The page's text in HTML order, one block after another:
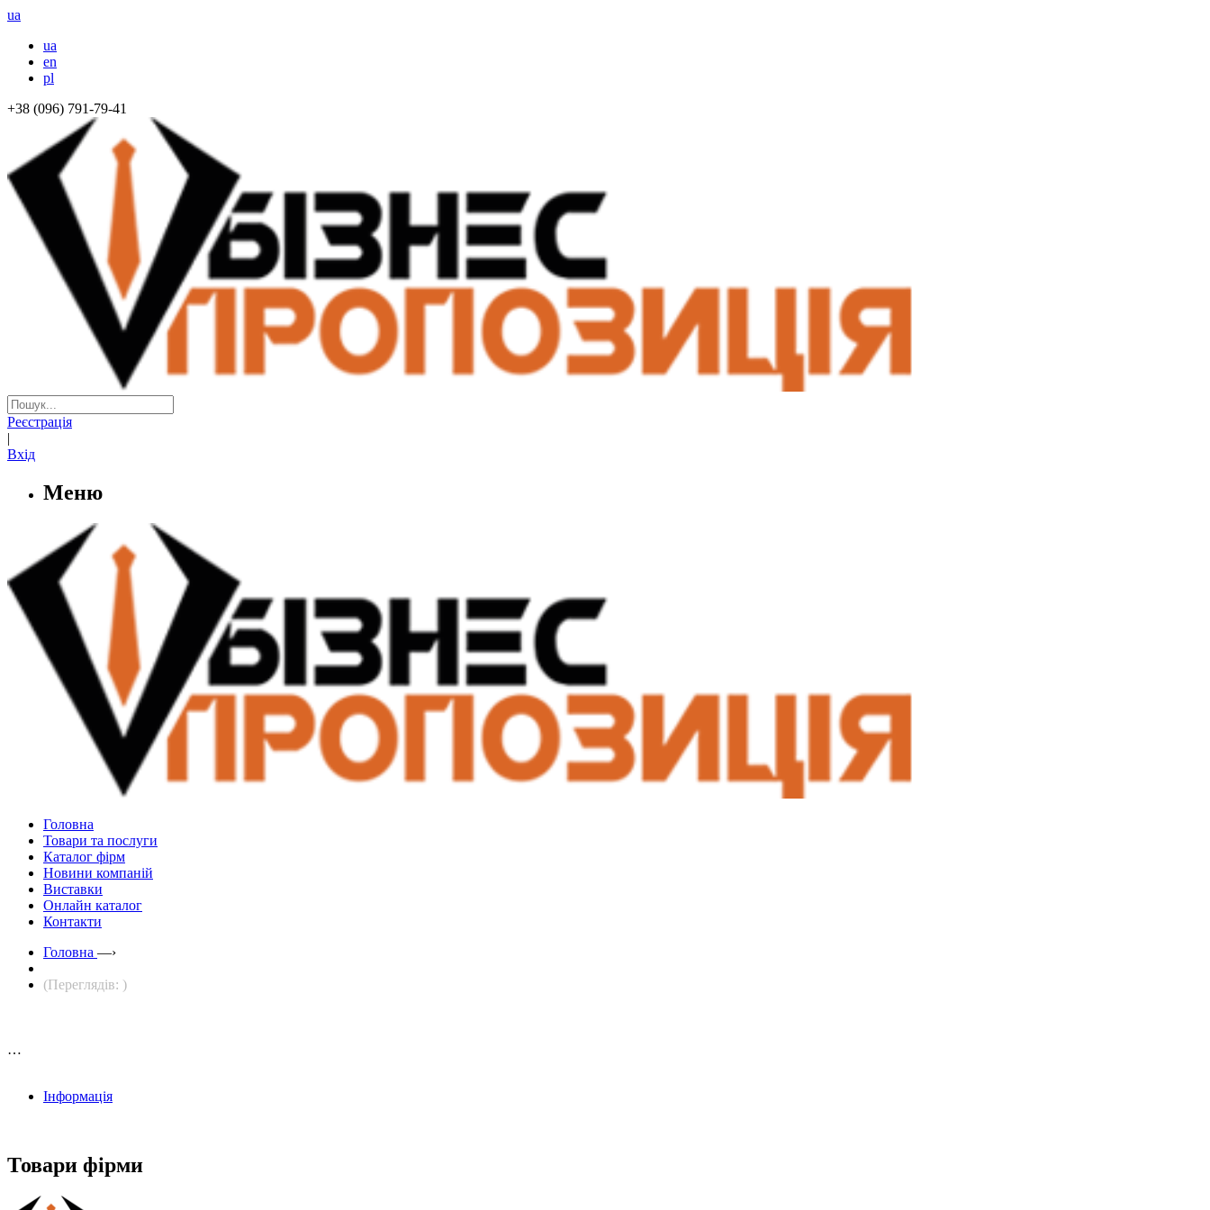
ua
ua
en
pl
+38 (096) 791-79-41
Реєстрація
|
Вхід
Меню
Головна
Товари та послуги
Каталог фірм
Новини компаній
Виставки
Онлайн каталог
Контакти
Головна —›
(Переглядів: )
…
Інформація
Товари фірми